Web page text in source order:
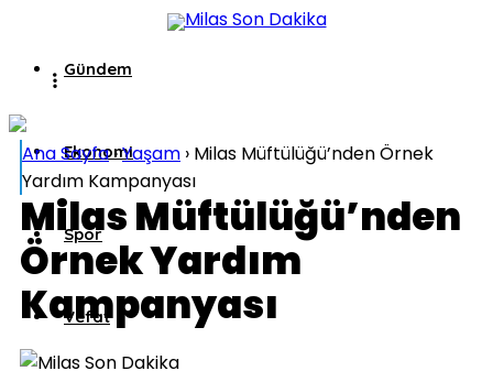
Gündem
Ekonomi
Spor
Vefat
Ana Sayfa›Yaşam › Milas Müftülüğü’nden Örnek
Yardım Kampanyası
Milas Müftülüğü’nden
Örnek Yardım
Kampanyası